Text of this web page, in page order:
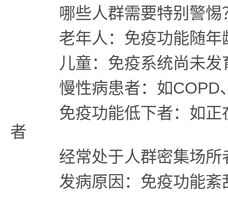
哪些人群需要特别警惕
老年人：免疫功能随年
儿童：免疫系统尚未发
慢性病患者：如COPD
免疫功能低下者：如正
者
经常处于人群密集场所
发病原因：免疫功能紊